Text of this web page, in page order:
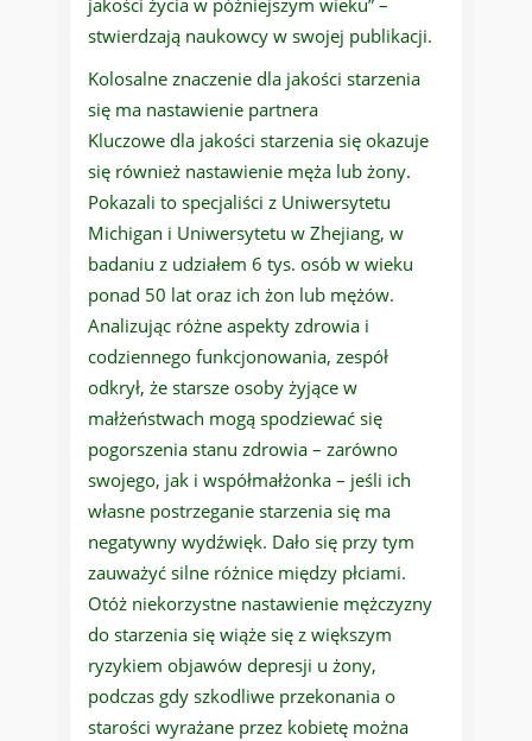
jakości życia w późniejszym wieku” –
stwierdzają naukowcy w swojej publikacji.
Kolosalne znaczenie dla jakości starzenia
się ma nastawienie partnera
Kluczowe dla jakości starzenia się okazuje
się również nastawienie męża lub żony.
Pokazali to specjaliści z Uniwersytetu
Michigan i Uniwersytetu w Zhejiang, w
badaniu z udziałem 6 tys. osób w wieku
ponad 50 lat oraz ich żon lub mężów.
Analizując różne aspekty zdrowia i
codziennego funkcjonowania, zespół
odkrył, że starsze osoby żyjące w
małżeństwach mogą spodziewać się
pogorszenia stanu zdrowia – zarówno
swojego, jak i współmałżonka – jeśli ich
własne postrzeganie starzenia się ma
negatywny wydźwięk. Dało się przy tym
zauważyć silne różnice między płciami.
Otóż niekorzystne nastawienie mężczyzny
do starzenia się wiąże się z większym
ryzykiem objawów depresji u żony,
podczas gdy szkodliwe przekonania o
starości wyrażane przez kobietę można